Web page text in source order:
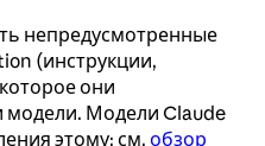
непредусмотренные
(инструкции,
они
Модели Claude
этому; см. обзор